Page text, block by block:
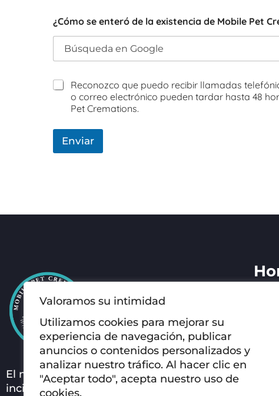
Valoramos su intimidad
Utilizamos cookies para mejorar su
experiencia de navegación, publicar
anuncios o contenidos personalizados y
analizar nuestro tráfico. Al hacer clic en
"Aceptar todo", acepta nuestro uso de
cookies.
T
i
n
t
¿Cómo se enteró de la existencia de Mobile Pet
Reconozco que puedo recibir llamadas
o correo electrónico pueden tardar hasta 48
Pet Cremations.
Enviar
El mejor servicio de
incineraciones móviles para su
Toda la
Abierto
indique
Números